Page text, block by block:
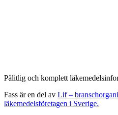
Pålitlig och komplett
Fass är en del av Lif –
läkemedelsföretagen i Sverige.